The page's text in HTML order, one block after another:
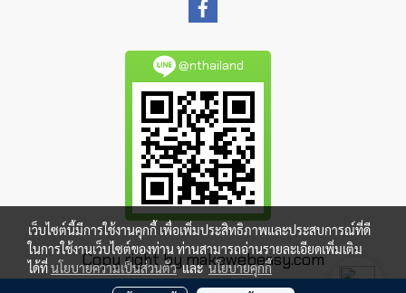
@nthailand
Copy right by makewebeasy.com
เว็บไซต์นี้มีการใช้งานคุกกี้ เพื่อเพิ่มประสิทธิภาพและประสบการณ์ที่ดี
ในการใช้งานเว็บไซต์ของท่าน ท่านสามารถอ่านรายละเอียดเพิ่มเติม
ได้ที่นโยบายความเป็นส่วนตัวและนโยบายคุกกี้